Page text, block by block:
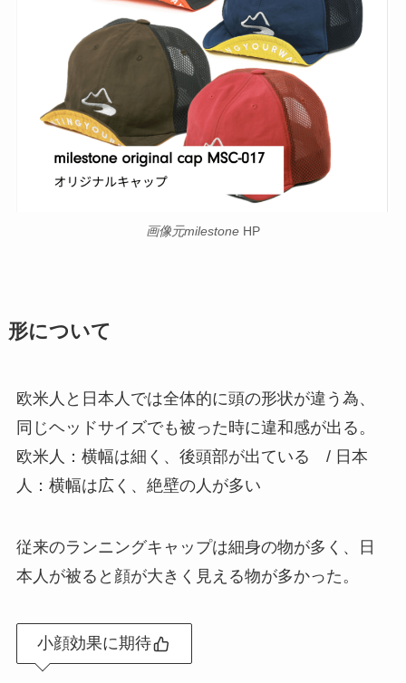
画像元milestone HP
形について
欧米人と日本人では全体的に頭の形状が違う為、
同じヘッドサイズでも被った時に違和感が出る。
欧米人：横幅は細く、後頭部が出ている / 日本
人：横幅は広く、絶壁の人が多い
従来のランニングキャップは細身の物が多く、日
本人が被ると顔が大きく見える物が多かった。
小顔効果に期待